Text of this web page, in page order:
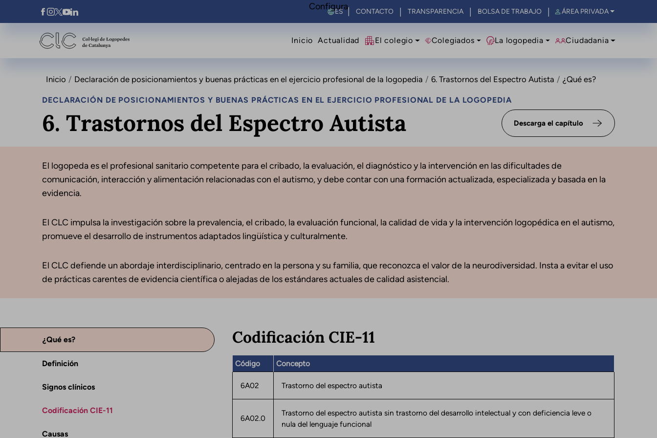
Pasar al contenido principal
Xarxes Socials Select your language
CONTACTO TRANSPARENCIA BOLSA DE TRABAJO ÁREA PRIVADA
Navegació principal
Inicio Actualidad El colegio Colegiados La logopedia Ciudadania
Inicio Declaración de posicionamientos y buenas prácticas en el ejercicio profesional de la logopedia 6. Trastornos del Espectro Autista ¿Qué es?
DECLARACIÓN DE POSICIONAMIENTOS Y BUENAS PRÁCTICAS EN EL EJERCICIO PROFESIONAL DE LA LOGOPEDIA
6. Trastornos del Espectro Autista Descarga el capítulo
El logopeda es el profesional sanitario competente para el cribado, la evaluación, el diagnóstico y la intervención en las dificultades de
comunicación, interacción y alimentación relacionadas con el autismo, y debe contar con una formación actualizada, especializada y basada en la
evidencia.
El CLC impulsa la investigación sobre la prevalencia, el cribado, la evaluación funcional, la calidad de vida y la intervención logopédica en el autismo,
promueve el desarrollo de instrumentos adaptados lingüística y culturalmente.
El CLC defiende un abordaje interdisciplinario, centrado en la persona y su familia, que reconozca el valor de la neurodiversidad. Insta a evitar el uso
de prácticas carentes de evidencia científica o alejadas de los estándares actuales de calidad asistencial.
¿Qué es?
Definición
Signos clínicos
Codificación CIE-11
Causas
Codificación CIE-11
Código Concepto
6A02 Trastorno del espectro autista
6A02.0
Trastorno del espectro autista sin trastorno del desarrollo intelectual y con deficiencia leve o
nula del lenguaje funcional
Configura